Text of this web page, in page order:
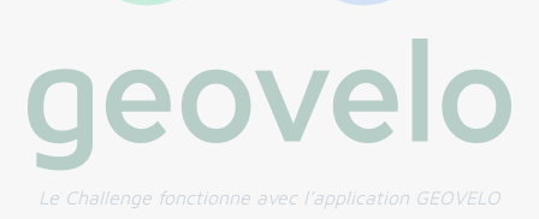
Le Challenge fonctionne avec l’application GEOVELO